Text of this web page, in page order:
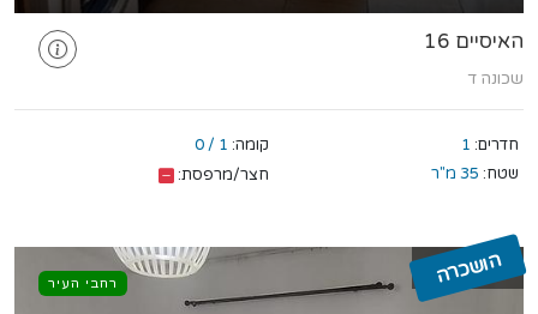
האיסיים 16
שכונה ד
חדרים: 1 קומה: 1 / 0
שטח: 35 מ"ר חצר/מרפסת:
רחבי העיר הושכרה